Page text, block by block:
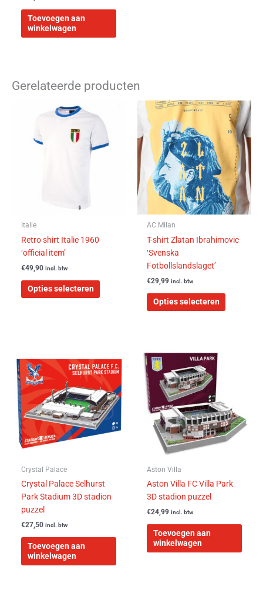
Toevoegen aan
winkelwagen
Gerelateerde producten
Italie
Retro shirt Italie 1960
‘official item’
€49,90 incl. btw
Opties selecteren
product
heeft
meerdere
productpagina
AC Milan
T-shirt Zlatan Ibrahimovic
‘Svenska
Fotbollslandslaget’
€29,99 incl. btw
Opties selecteren
Dit
product
heeft
meerdere
variaties.
Deze
optie
kan
gekozen
op
Crystal Palace
Crystal Palace Selhurst
Park Stadium 3D stadion
puzzel
€27,50 incl. btw
Toevoegen aan
winkelwagen
Aston Villa
Aston Villa FC Villa Park
3D stadion puzzel
€24,99 incl. btw
Toevoegen aan
winkelwagen